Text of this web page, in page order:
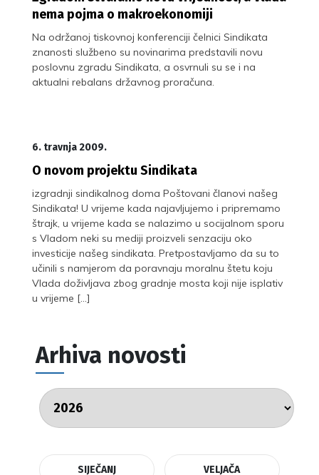
nema pojma o makroekonomiji
Na održanoj tiskovnoj konferenciji čelnici Sindikata
znanosti službeno su novinarima predstavili novu
poslovnu zgradu Sindikata, a osvrnuli su se i na
aktualni rebalans državnog proračuna.
6. travnja 2009.
O novom projektu Sindikata
izgradnji sindikalnog doma Poštovani članovi našeg
Sindikata! U vrijeme kada najavljujemo i pripremamo
štrajk, u vrijeme kada se nalazimo u socijalnom sporu
s Vladom neki su mediji proizveli senzaciju oko
investicije našeg sindikata. Pretpostavljamo da su to
učinili s namjerom da poravnaju moralnu štetu koju
Vlada doživljava zbog gradnje mosta koji nije isplativ
u vrijeme […]
Arhiva novosti
SIJEČANJ VELJAČA